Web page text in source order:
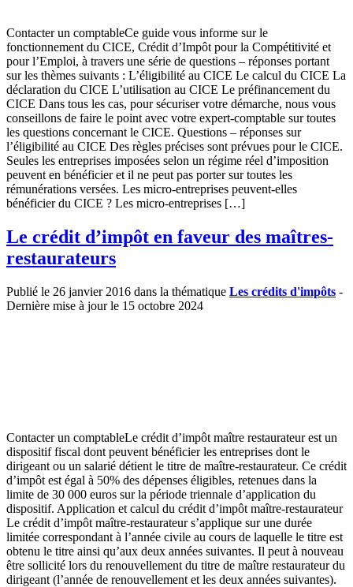
Contacter un comptableCe guide vous informe sur le
fonctionnement du CICE, Crédit d’Impôt pour la Compétitivité et
pour l’Emploi, à travers une série de questions – réponses portant
sur les thèmes suivants : L’éligibilité au CICE Le calcul du CICE La
déclaration du CICE L’utilisation au CICE Le préfinancement du
CICE Dans tous les cas, pour sécuriser votre démarche, nous vous
conseillons de faire le point avec votre expert-comptable sur toutes
les questions concernant le CICE. Questions – réponses sur
l’éligibilité au CICE Des règles précises sont prévues pour le CICE.
Seules les entreprises imposées selon un régime réel d’imposition
peuvent en bénéficier et il ne peut pas porter sur toutes les
rémunérations versées. Les micro-entreprises peuvent-elles
bénéficier du CICE ? Les micro-entreprises […]
Le crédit d’impôt en faveur des maîtres-
restaurateurs
Publié le 26 janvier 2016 dans la thématique Les crédits d'impôts -
Dernière mise à jour le 15 octobre 2024
Contacter un comptableLe crédit d’impôt maître restaurateur est un
dispositif fiscal dont peuvent bénéficier les entreprises dont le
dirigeant ou un salarié détient le titre de maître-restaurateur. Ce crédit
d’impôt est égal à 50% des dépenses éligibles, retenues dans la
limite de 30 000 euros sur la période triennale d’application du
dispositif. Application et calcul du crédit d’impôt maître-restaurateur
Le crédit d’impôt maître-restaurateur s’applique sur une durée
limitée correspondant à l’année civile au cours de laquelle le titre est
obtenu le titre ainsi qu’aux deux années suivantes. Il peut à nouveau
être sollicité lors du renouvellement du titre de maître restaurateur du
dirigeant (l’année de renouvellement et les deux années suivantes).